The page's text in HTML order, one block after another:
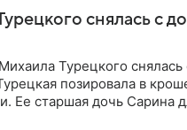
снялась с
Турецкого
позировала в
Ее старшая дочь Сарина